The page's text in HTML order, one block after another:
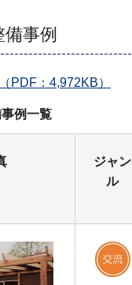
事例
PDF：4,972KB）
例一覧
ジャン
ル